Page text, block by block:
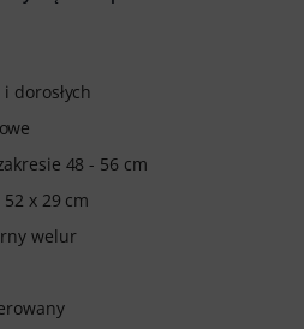
dorosłych
48 - 56 cm
x 29 cm
welur